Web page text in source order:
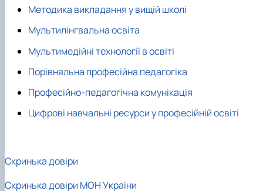
Методика викладання у вищій школі
Мультилінгвальна освіта
Мультимедійні технології в освіті
Порівняльна професійна педагогіка
Професійно-педагогічна комунікація
Цифрові навчальні ресурси у професійній освіті
Скринька довіри
Скринька довіри МОН України